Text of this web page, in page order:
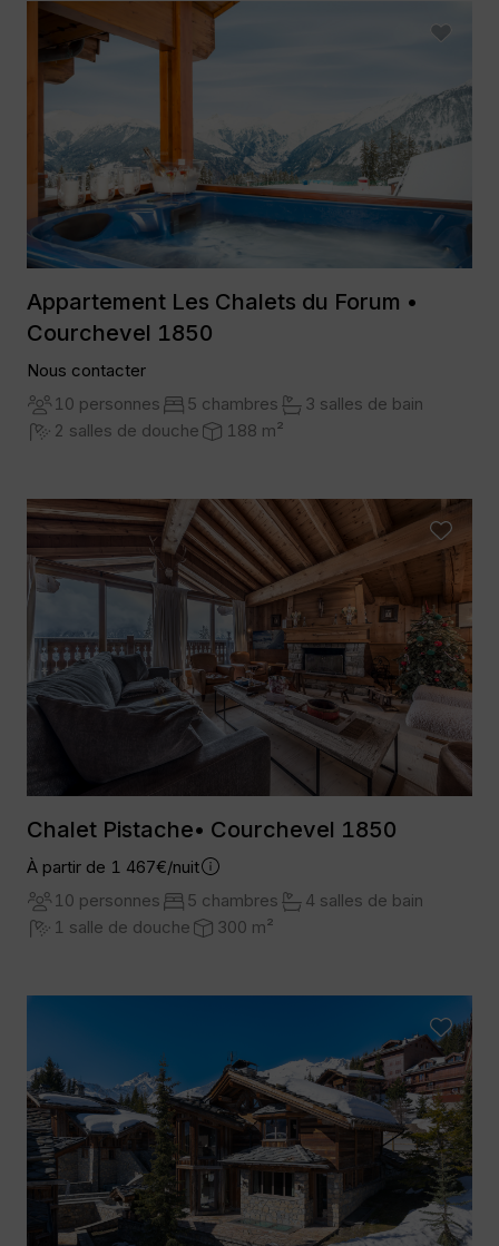
Appartement Les Chalets du Forum •
Courchevel 1850
Nous contacter
10 personnes
5 chambres
3 salles de bain
2 salles de douche
188 m²
Chalet Pistache• Courchevel 1850
À partir de 1 467€/nuit
10 personnes
5 chambres
4 salles de bain
1 salle de douche
300 m²